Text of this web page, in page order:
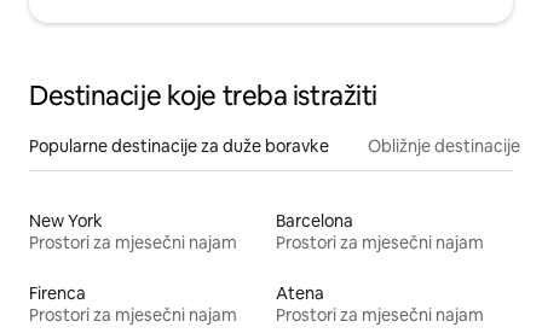
Destinacije koje treba istražiti
Popularne destinacije za duže boravke Obližnje destinacije
New York
Prostori za mjesečni najam
Barcelona
Prostori za mjesečni najam
Firenca
Prostori za mjesečni najam
Atena
Prostori za mjesečni najam